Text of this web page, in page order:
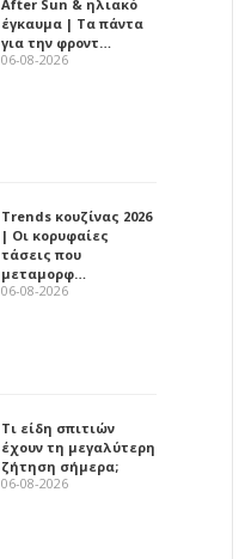
After Sun & ηλιακό
έγκαυμα | Τα πάντα
για την φροντ…
06-08-2026
Trends κουζίνας 2026
| Οι κορυφαίες
τάσεις που
μεταμορφ…
06-08-2026
Τι είδη σπιτιών
έχουν τη μεγαλύτερη
ζήτηση σήμερα;
06-08-2026